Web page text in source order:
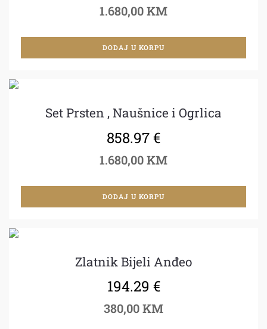
1.680,00 KM
DODAJ U KORPU
Set Prsten , Naušnice i Ogrlica
858.97€
1.680,00 KM
DODAJ U KORPU
Zlatnik Bijeli Anđeo
194.29 €
380,00 KM